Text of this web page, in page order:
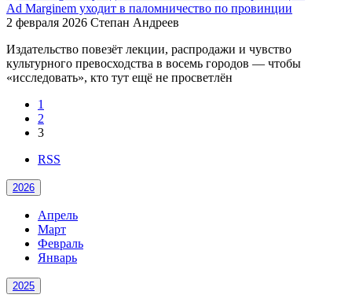
Ad Marginem уходит в паломничество по провинции
2 февраля 2026 Степан Андреев
Издательство повезёт лекции, распродажи и чувство
культурного превосходства в восемь городов — чтобы
«исследовать», кто тут ещё не просветлён
1
2
3
RSS
2026
Апрель
Март
Февраль
Январь
2025